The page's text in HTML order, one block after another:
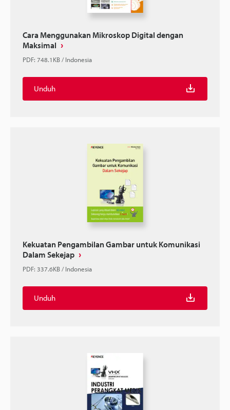
Cara Menggunakan Mikroskop Digital dengan
Maksimal
PDF: 748.1KB/Indonesia
Unduh
Kekuatan Pengambilan Gambar untuk Komunikasi
Dalam Sekejap
PDF: 337.6KB/Indonesia
Unduh